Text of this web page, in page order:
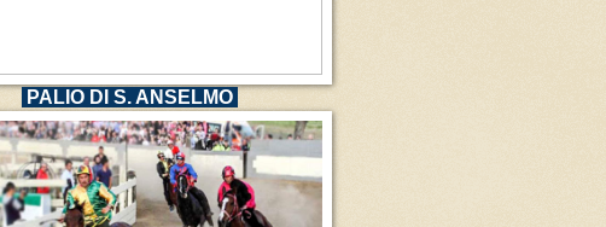
PALIO DI S. ANSELMO